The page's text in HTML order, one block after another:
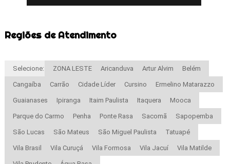
Regiões de Atendimento
Selecione: ZONA LESTE Aricanduva Artur Alvim Belém
Cangaíba Carrão Cidade Líder Cursino Ermelino Matarazzo
Guaianases Ipiranga Itaim Paulista Itaquera Mooca
Parque do Carmo Penha Ponte Rasa Sacomã Sapopemba
São Lucas São Mateus São Miguel Paulista Tatuapé
Vila Brasil Vila Curuçá Vila Formosa Vila Jacuí Vila Matilde